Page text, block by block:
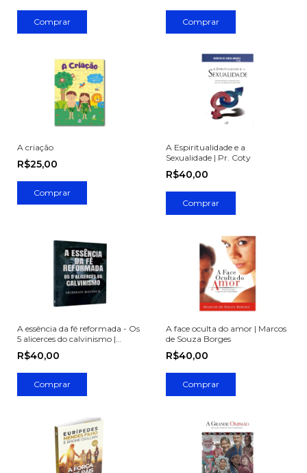
A criação
R$25,00
A Espiritualidade e a
Sexualidade | Pr. Coty
R$40,00
A essência da fé reformada - Os
5 alicerces do calvinismo |
Herman Bavinck
R$40,00
A face oculta do amor | Marcos
de Souza Borges
R$40,00